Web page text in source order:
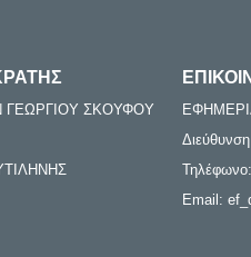
ΣΚΟΥΦΟΥ
Email: